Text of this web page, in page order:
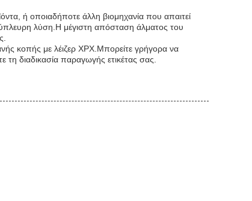
ή οποιαδήποτε άλλη βιομηχανία που απαιτεί
λύση.Η μέγιστη απόσταση άλματος του
κοπής με λέιζερ XPX.Μπορείτε γρήγορα να
διαδικασία παραγωγής ετικέτας σας.